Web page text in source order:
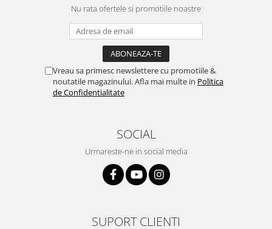
Nu rata ofertele si promotiile noastre
Vreau sa primesc newslettere cu promotiile &
noutatile magazinului. Afla mai multe in Politica
de Confidentialitate
SOCIAL
Urmareste-ne in social media
SUPORT CLIENTI